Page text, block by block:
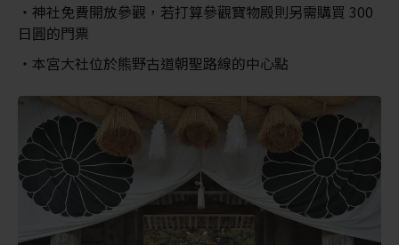
神社免費開放參觀，若打算參觀寶物殿則另需購買 300
日圓的門票
本宮大社位於熊野古道朝聖路線的中心點